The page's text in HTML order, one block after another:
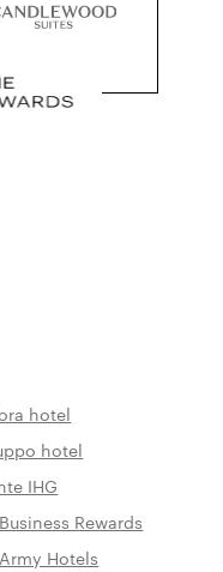
hotel
hotel
IHG
Rewards
Hotels